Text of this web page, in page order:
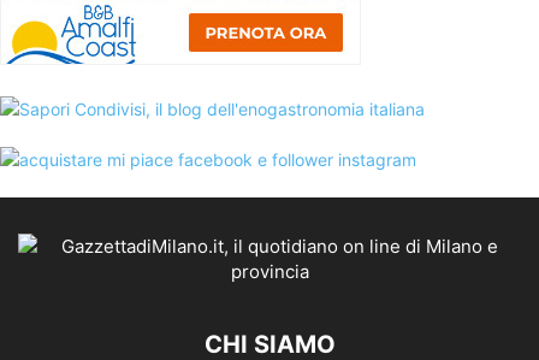
CHI SIAMO